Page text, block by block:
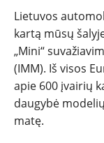
Lietuvos
kartą mūsų
„Mini“
(IMM). Iš visos
apie 600 įvairių
daugybė
matę.